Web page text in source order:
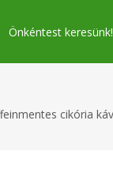
Önkéntest keresünk!
cikória